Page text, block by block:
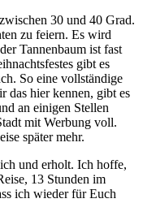
30 und 40 Grad.
zu feiern. Es wird
Tannenbaum ist fast
gibt es
So eine vollständige
das hier kennen, gibt es
an einigen Stellen
mit Werbung voll.
später mehr.
und erholt. Ich hoffe,
13 Stunden im
ich wieder für Euch